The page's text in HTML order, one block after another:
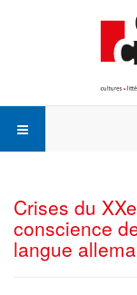
Crises du
conscience
langue